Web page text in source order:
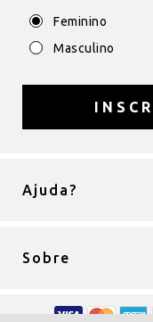
Feminino
Masculino
Ajuda?
Sobre